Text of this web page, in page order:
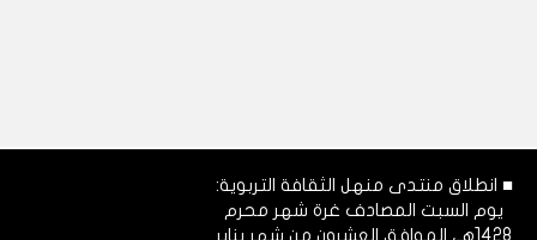
■ انطلاق منتدى منهل الثقافة التربوية:
يوم السبت المصادف غرة شهر محرم
1428هـ، الموافق العشرون من شهر يناير